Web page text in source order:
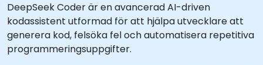
DeepSeek Coder är en avancerad AI-driven
kodassistent utformad för att hjälpa utvecklare att
generera kod, felsöka fel och automatisera repetitiva
programmeringsuppgifter.